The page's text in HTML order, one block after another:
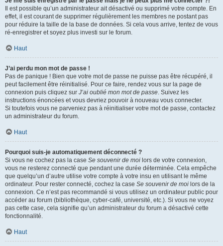
Il est possible qu’un administrateur ait désactivé ou supprimé votre compte. En
effet, il est courant de supprimer régulièrement les membres ne postant pas
pour réduire la taille de la base de données. Si cela vous arrive, tentez de vous
ré-enregistrer et soyez plus investi sur le forum.
Haut
J’ai perdu mon mot de passe !
Pas de panique ! Bien que votre mot de passe ne puisse pas être récupéré, il
peut facilement être réinitialisé. Pour ce faire, rendez vous sur la page de
connexion puis cliquez sur J’ai oublié mon mot de passe. Suivez les
instructions énoncées et vous devriez pouvoir à nouveau vous connecter.
Si toutefois vous ne parveniez pas à réinitialiser votre mot de passe, contactez
un administrateur du forum.
Haut
Pourquoi suis-je automatiquement déconnecté ?
Si vous ne cochez pas la case Se souvenir de moi lors de votre connexion,
vous ne resterez connecté que pendant une durée déterminée. Cela empêche
que quelqu’un d’autre utilise votre compte à votre insu en utilisant le même
ordinateur. Pour rester connecté, cochez la case Se souvenir de moi lors de la
connexion. Ce n’est pas recommandé si vous utilisez un ordinateur public pour
accéder au forum (bibliothèque, cyber-café, université, etc.). Si vous ne voyez
pas cette case, cela signifie qu’un administrateur du forum a désactivé cette
fonctionnalité.
Haut